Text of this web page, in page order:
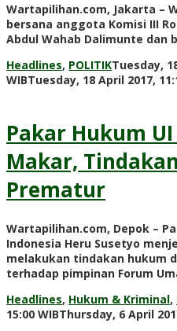
Wartapilihan.com, Jakarta –
bersana anggota Komisi III
Abdul Wahab Dalimunte dan
Headlines, POLITIKTuesday,
WIBTuesday, 18 April 2017,
Pakar Hukum
Makar,
Prematur
Wartapilihan.com, Depok –
Indonesia Heru Susetyo
melakukan tindakan hukum
terhadap pimpinan Forum
Headlines, Hukum & Kriminal,
15:00 WIBThursday, 6 April